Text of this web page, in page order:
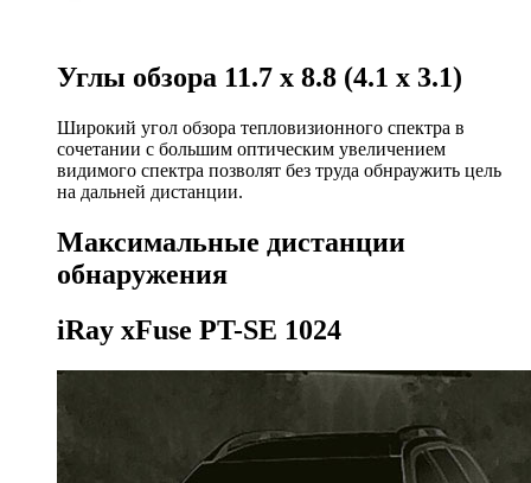
Углы обзора 11.7 x 8.8 (4.1 x 3.1)
Широкий угол обзора тепловизионного спектра в
сочетании с большим оптическим увеличением
видимого спектра позволят без труда обнраужить цель
на дальней дистанции.
Максимальные дистанции
обнаружения
iRay xFuse PT-SE 1024